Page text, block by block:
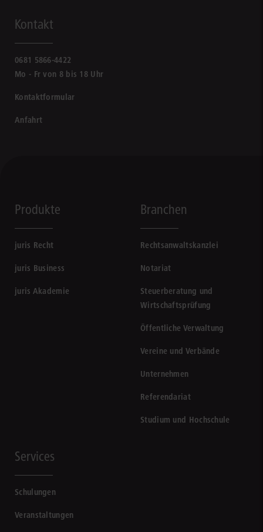
Kontakt
0681 5866-4422
Mo - Fr von 8 bis 18 Uhr
Kontaktformular
Anfahrt
Produkte
juris Recht
juris Business
juris Akademie
Branchen
Rechtsanwaltskanzlei
Notariat
Steuerberatung und
Wirtschaftsprüfung
Öffentliche Verwaltung
Vereine und Verbände
Unternehmen
Referendariat
Studium und Hochschule
Services
Schulungen
Veranstaltungen